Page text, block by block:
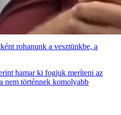
rohanunk a vesztünkbe, a
hamar ki fogjuk meríteni az
nem történnek komolyabb